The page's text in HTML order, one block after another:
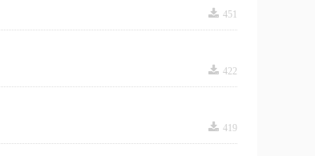
끂 451
끂 422
끂 419